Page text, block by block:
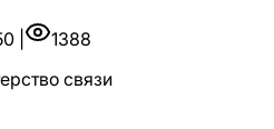
|
1388
связи